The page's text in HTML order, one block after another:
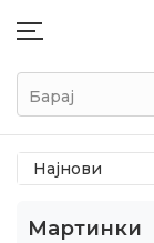
Барај
Мартинки